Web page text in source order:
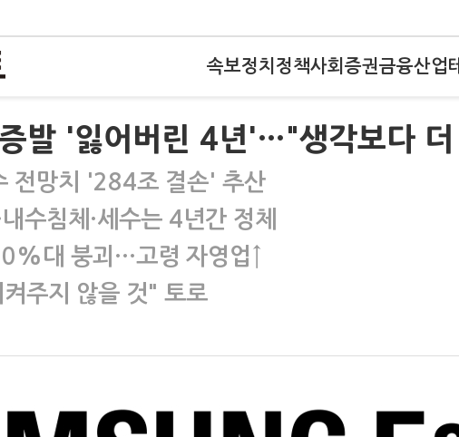
속보정치 정책사회 증권금융산업
증발 '잃어버린 4년'…"생각보다
전망치 '284조 결손' 추산
수침체·세수는 4년간 정체
대 붕괴…고령 자영업↑
주지 않을 것" 토로